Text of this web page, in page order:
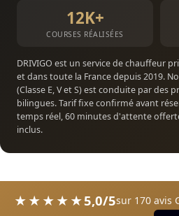
12K+
COURSES RÉALISÉES
DRIVIGO est un service de chauffeur
et dans toute la France depuis 2019.
(Classe E, V et S) est conduite par des
bilingues. Tarif fixe confirmé avant
temps réel, 60 minutes d'attente
inclus.
★★★★★5,0/5sur 170 avis